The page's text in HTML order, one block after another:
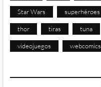
Star Wars superhéroes
thor tiras tuna
videojuegos webcomics